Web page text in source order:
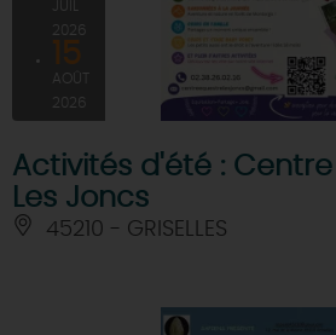
2026
15
AOÛT
2026
Activités d'été :
Les Joncs
45210 - GRISELLES